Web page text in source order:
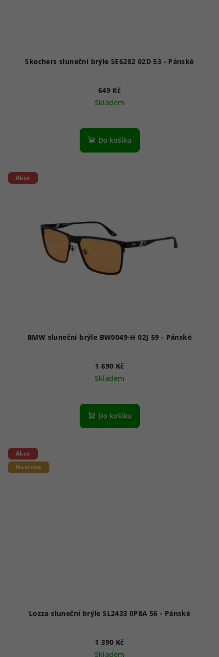
Skechers sluneční brýle SE6282 02D 53 - Pánské
649 Kč
Skladem
Do košíku
Akce
BMW sluneční brýle BW0049-H 02J 59 - Pánské
1 690 Kč
Skladem
Do košíku
Akce
Novinka
Lozza sluneční brýle SL2433 0P8A 56 - Pánské
1 390 Kč
Skladem